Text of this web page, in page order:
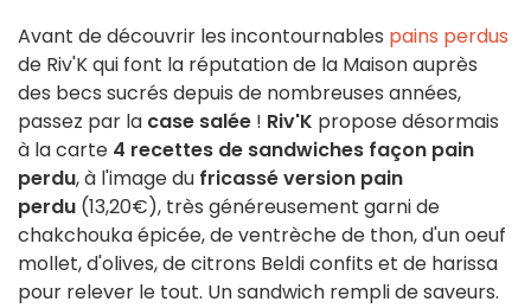
Avant de découvrir les incontournables pains perdus
de Riv'K qui font la réputation de la Maison auprès
des becs sucrés depuis de nombreuses années,
passez par la case salée ! Riv'K propose désormais
à la carte 4 recettes de sandwiches façon pain
perdu, à l'image du fricassé version pain
perdu (13,20€), très généreusement garni de
chakchouka épicée, de ventrèche de thon, d'un oeuf
mollet, d'olives, de citrons Beldi confits et de harissa
pour relever le tout. Un sandwich rempli de saveurs.